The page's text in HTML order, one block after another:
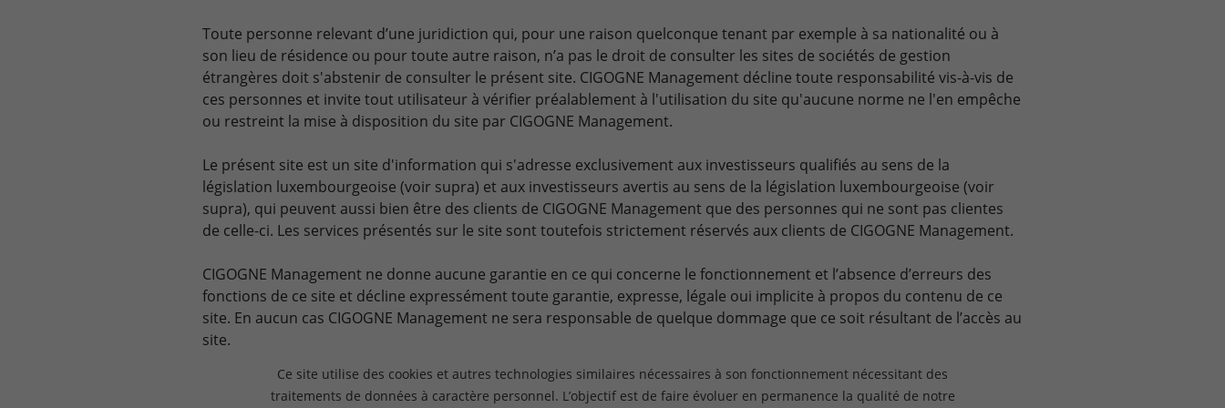
Toute personne relevant d’une juridiction qui, pour une raison quelconque tenant par exemple à sa nationalité ou à
son lieu de résidence ou pour toute autre raison, n’a pas le droit de consulter les sites de sociétés de gestion
étrangères doit s'abstenir de consulter le présent site. CIGOGNE Management décline toute responsabilité vis-à-vis de
ces personnes et invite tout utilisateur à vérifier préalablement à l'utilisation du site qu'aucune norme ne l'en empêche
ou restreint la mise à disposition du site par CIGOGNE Management.
Le présent site est un site d'information qui s'adresse exclusivement aux investisseurs qualifiés au sens de la
législation luxembourgeoise (voir supra) et aux investisseurs avertis au sens de la législation luxembourgeoise (voir
supra), qui peuvent aussi bien être des clients de CIGOGNE Management que des personnes qui ne sont pas clientes
de celle-ci. Les services présentés sur le site sont toutefois strictement réservés aux clients de CIGOGNE Management.
CIGOGNE Management ne donne aucune garantie en ce qui concerne le fonctionnement et l’absence d’erreurs des
fonctions de ce site et décline expressément toute garantie, expresse, légale oui implicite à propos du contenu de ce
site. En aucun cas CIGOGNE Management ne sera responsable de quelque dommage que ce soit résultant de l’accès au
site.
En indiquant que je suis investisseur professionnel, je déclare avoir pris connaissance de l’information ci-dessus et des
Ce site utilise des cookies et autres technologies similaires nécessaires à son fonctionnement nécessitant des
traitements de données à caractère personnel. L’objectif est de faire évoluer en permanence la qualité de notre